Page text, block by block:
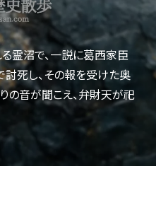
霊沼で、一説に葛西家臣
死し、その報を受けた奥
の音が聞こえ、弁財天が祀